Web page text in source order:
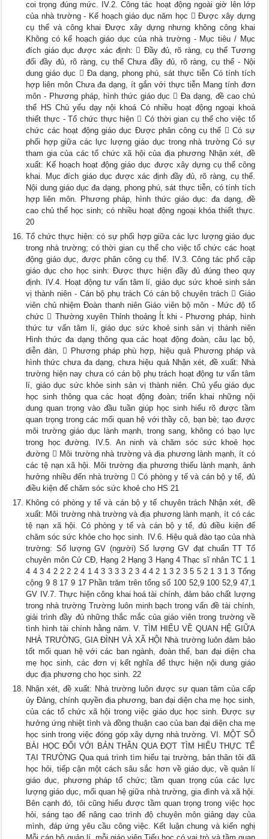
coi trọng đúng mức. IV.2. Công tác hoạt động ngoài giờ lên lớp
của nhà trường - Kế hoạch giáo dục năm học  Được xây dựng
cụ thể và công khai Được xây dựng nhưng không công khai
Không có kế hoạch giáo dục của nhà trường - Mục tiêu / Mục
đích giáo dục được xác định:  Đầy đủ, rõ ràng, cụ thể Tương
đối đầy đủ, rõ ràng, cụ thể Chưa đầy đủ, rõ ràng, cụ thể - Nội
dung giáo dục  Đa dạng, phong phú, sát thực tiễn Có tính tích
hợp liên môn Chưa đa dạng, ít gắn với thực tiễn Mang tính đơn
môn - Phương pháp, hình thức giáo dục  Đa dạng, đề cao chủ
thể HS Chủ yếu dạy nội khoá Có nhiều hoạt động ngoại khoá
thiết thực - Tổ chức thực hiện  Có thời gian cụ thể cho việc tổ
chức các hoạt động giáo dục Được phân công cụ thể  Có sự
phối hợp giữa các lực lượng giáo dục trong nhà trường Có sự
tham gia của các tổ chức xã hội của địa phương Nhận xét, đề
xuất: Kế hoạch hoạt động giáo dục được xây dựng cụ thể công
khai. Mục đích giáo dục được xác định đầy đủ, rõ ràng, cụ thể.
Nội dung giáo dục đa dạng, phong phú, sát thực tiễn, có tính tích
hợp liên môn. Phương pháp, hình thức giáo dục: đa dạng, đề
cao chủ thể học sinh; có nhiều hoạt động ngoại khóa thiết thực.
20
Tổ chức thực hiện: có sự phối hợp giữa các lực lượng giáo dục
trong nhà trường; có thời gian cụ thể cho việc tổ chức các hoạt
động giáo dục, được phân công cụ thể. IV.3. Công tác phổ cập
giáo dục cho học sinh: Được thực hiện đầy đủ đúng theo quy
định. IV.4. Hoạt động tư vấn tâm lí, giáo dục sức khoẻ sinh sản
vị thành niên - Cán bộ phụ trách Có cán bộ chuyên trách  Giáo
viên chủ nhiệm Đoàn thanh niên Giáo viên bộ môn - Mức độ tổ
chức  Thường xuyên Thỉnh thoảng Ít khi - Phương pháp, hình
thức tư vấn tâm lí, giáo dục sức khoẻ sinh sản vị thành niên
Hình thức đa dạng thông qua các hoạt động đoàn, câu lạc bộ,
diễn đàn,  Phương pháp phù hợp, hiệu quả Phương pháp và
hình thức chưa đa dạng, chưa hiệu quả Nhận xét, đề xuất: Nhà
trường hiện nay chưa có cán bộ phụ trách hoạt động tư vấn tâm
lí, giáo dục sức khỏe sinh sản vị thành niên. Chủ yếu giáo dục
học sinh thông qua các hoạt động đoàn; triển khai những nội
dung quan trọng vào đầu tuần giúp học sinh hiểu rõ được tầm
quan trọng trong các mối quan hệ với thầy cô, bạn bè; tạo được
môi trường giáo dục lành mạnh, trong sang, không có bạo lực
trong học đường. IV.5. An ninh và chăm sóc sức khoẻ học
đường  Môi trường nhà trường và địa phương lành mạnh, ít có
các tệ nạn xã hội. Môi trường địa phương thiếu lành mạnh, ảnh
hưởng nhiều đến nhà trường  Có phòng y tế và cán bộ y tế, đủ
điều kiện để chăm sóc sức khoẻ cho HS 21
Không có phòng y tế và cán bộ y tế chuyên trách Nhận xét, đề
xuất: Môi trường nhà trường và địa phương lành mạnh, ít có các
tệ nạn xã hội. Có phòng y tế và cán bộ y tế, đủ điều kiện để
chăm sóc sức khỏe cho học sinh. IV.6. Hiệu quả đào tạo của nhà
trường: Số lượng GV (người) Số lượng GV đạt chuẩn TT Tổ
chuyên môn Cử CĐ, Hạng 2 Hạng 3 Hạng 4 Thạc sĩ nhân TC 1 1
4 4 3 4 2 2 2 2 4 1 4 3 3 3 3 2 3 4 4 2 1 3 2 3 5 5 2 1 3 1 3 Tổng
cộng 9 8 17 9 17 Phần trăm trên tổng số 100 52,9 100 52,9 47,1
GV IV.7. Thực hiện công khai hoá tài chính, đảm bảo chất lượng
trong nhà trường Trường luôn minh bạch trong vấn đề tài chính,
giải trình đầy đủ những thắc mắc của giáo viên trong trường về
tình hình tài chính hằng năm. V. TÌM HIỂU VỀ QUAN HỆ GIỮA
NHÀ TRƯỜNG, GIA ĐÌNH VÀ XÃ HỘI Nhà trường luôn đảm bảo
tốt mối quan hệ với các ban ngành, đoàn thể, ban đại diện cha
mẹ học sinh, các đơn vị kết nghĩa để thực hiện nội dung giáo
dục địa phương cho học sinh. 22
Nhận xét, đề xuất: Nhà trường luôn được sự quan tâm của cấp
ủy Đảng, chính quyền địa phương, ban đại diện cha mẹ học sinh,
của các tổ chức xã hội trong việc giáo dục học sinh. Được sự
hưởng ứng nhiệt tình và đồng thuận cao của ban đại diện cha mẹ
học sinh trong việc đóng góp xây dựng nhà trường. VI. MỘT SỐ
BÀI HỌC ĐỐI VỚI BẢN THÂN QUA ĐỢT TÌM HIỂU THỰC TẾ
TẠI TRƯỜNG Qua quá trình tìm hiểu tại trường, bản thân tôi đã
học hỏi, tiếp cận một cách sâu sắc hơn về giáo dục, về quản lí
giáo dục, phương pháp tổ chức; tầm quan trọng của các lực
lượng giáo dục, mối quan hệ giữa nhà trường, gia đình và xã hội.
Bên cạnh đó, tôi cũng hiểu được tầm quan trọng trong việc học
hỏi, sáng tạo để nâng cao trình độ chuyên môn giảng dạy của
mình, đáp ứng yêu cầu công việc. Kết luận chung và kiến nghị